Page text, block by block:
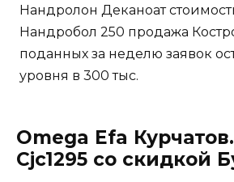
Нандролон Деканоат
Нандробол 250 продажа
поданных за неделю заявок
уровня в 300 тыс.
Omega Efa
Cjc1295 со скидкой